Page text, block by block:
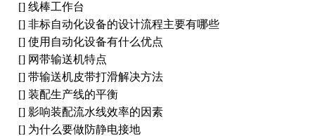
[] 线棒工作台
[] 非标自动化设备的设计流程主要有哪些
[] 使用自动化设备有什么优点
[] 网带输送机特点
[] 带输送机皮带打滑解决方法
[] 装配生产线的平衡
[] 影响装配流水线效率的因素
[] 为什么要做防静电接地